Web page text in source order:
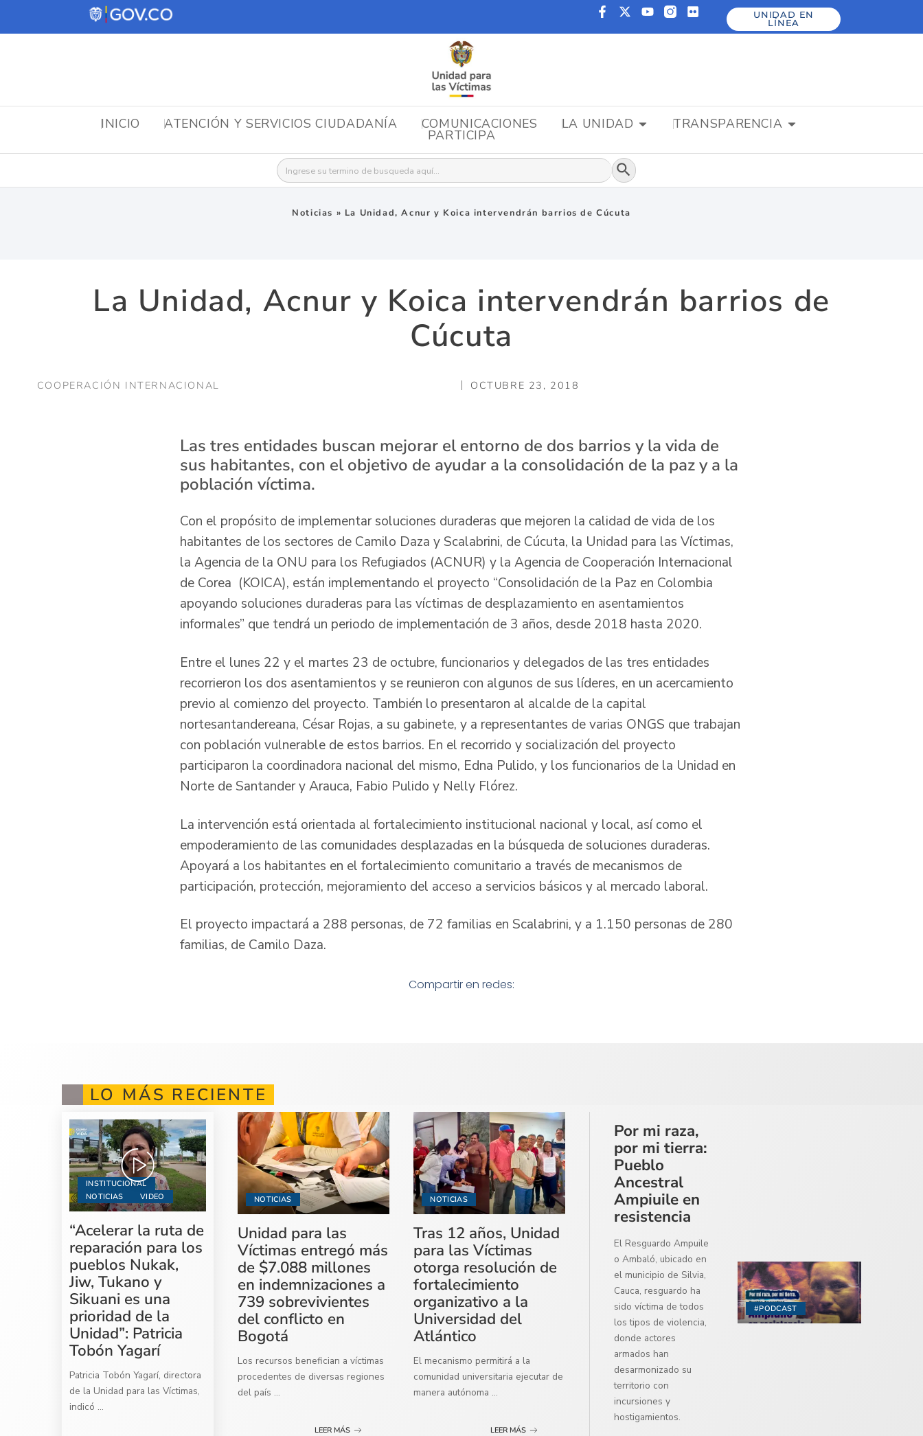
UNIDAD EN
LÍNEA
INICIO ATENCIÓN Y SERVICIOS CIUDADANÍA COMUNICACIONES LA UNIDAD TRANSPARENCIA
PARTICIPA
Buscar: Botón de búsqueda
Noticias » La Unidad, Acnur y Koica intervendrán barrios de Cúcuta
La Unidad, Acnur y Koica intervendrán barrios de
Cúcuta
COOPERACIÓN INTERNACIONAL OCTUBRE 23, 2018
Las tres entidades buscan mejorar el entorno de dos barrios y la vida de
sus habitantes, con el objetivo de ayudar a la consolidación de la paz y a la
población víctima.
Con el propósito de implementar soluciones duraderas que mejoren la calidad de vida de los
habitantes de los sectores de Camilo Daza y Scalabrini, de Cúcuta, la Unidad para las Víctimas,
la Agencia de la ONU para los Refugiados (ACNUR) y la Agencia de Cooperación Internacional
de Corea (KOICA), están implementando el proyecto “Consolidación de la Paz en Colombia
apoyando soluciones duraderas para las víctimas de desplazamiento en asentamientos
informales” que tendrá un periodo de implementación de 3 años, desde 2018 hasta 2020.
Entre el lunes 22 y el martes 23 de octubre, funcionarios y delegados de las tres entidades
recorrieron los dos asentamientos y se reunieron con algunos de sus líderes, en un acercamiento
previo al comienzo del proyecto. También lo presentaron al alcalde de la capital
nortesantandereana, César Rojas, a su gabinete, y a representantes de varias ONGS que trabajan
con población vulnerable de estos barrios. En el recorrido y socialización del proyecto
participaron la coordinadora nacional del mismo, Edna Pulido, y los funcionarios de la Unidad en
Norte de Santander y Arauca, Fabio Pulido y Nelly Flórez.
La intervención está orientada al fortalecimiento institucional nacional y local, así como el
empoderamiento de las comunidades desplazadas en la búsqueda de soluciones duraderas.
Apoyará a los habitantes en el fortalecimiento comunitario a través de mecanismos de
participación, protección, mejoramiento del acceso a servicios básicos y al mercado laboral.
El proyecto impactará a 288 personas, de 72 familias en Scalabrini, y a 1.150 personas de 280
familias, de Camilo Daza.
Compartir en redes:
LO MÁS RECIENTE
INSTITUCIONAL
NOTICIAS
VIDEO
“Acelerar la ruta de
reparación para los
pueblos Nukak,
Jiw, Tukano y
Sikuani es una
prioridad de la
Unidad”: Patricia
Tobón Yagarí
Patricia Tobón Yagarí, directora
de la Unidad para las Víctimas,
indicó ...
NOTICIAS
Unidad para las
Víctimas entregó más
de $7.088 millones
en indemnizaciones a
739 sobrevivientes
del conflicto en
Bogotá
Los recursos benefician a víctimas
procedentes de diversas regiones
del país ...
LEER MÁS
NOTICIAS
Tras 12 años, Unidad
para las Víctimas
otorga resolución de
fortalecimiento
organizativo a la
Universidad del
Atlántico
El mecanismo permitirá a la
comunidad universitaria ejecutar de
manera autónoma ...
LEER MÁS
#PODCAST
Por mi raza,
por mi tierra:
Pueblo
Ancestral
Ampiuile en
resistencia
El Resguardo Ampuile
o Ambaló, ubicado en
el municipio de Silvia,
Cauca, resguardo ha
sido víctima de todos
los tipos de violencia,
donde actores
armados han
desarmonizado su
territorio con
incursiones y
hostigamientos.